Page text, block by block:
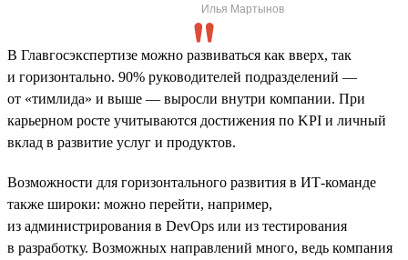
Илья Мартынов
В Главгосэкспертизе можно развиваться как вверх, так
и горизонтально. 90% руководителей подразделений —
от «тимлида» и выше — выросли внутри компании. При
карьерном росте учитываются достижения по KPI и личный
вклад в развитие услуг и продуктов.
Возможности для горизонтального развития в ИТ-команде
также широки: можно перейти, например,
из администрирования в DevOps или из тестирования
в разработку. Возможных направлений много, ведь компания